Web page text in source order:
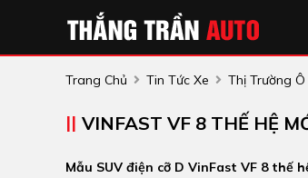
Trang Chủ Tin Tức Xe Thị Trường Ô
VINFAST VF 8 THẾ HỆ
Mẫu SUV điện cỡ D VinFast VF 8